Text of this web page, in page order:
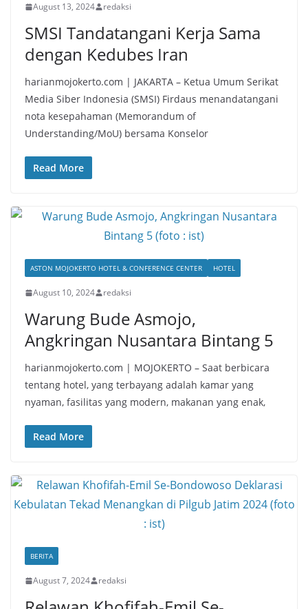
August 13, 2024 redaksi
SMSI Tandatangani Kerja Sama
dengan Kedubes Iran
harianmojokerto.com | JAKARTA – Ketua Umum Serikat
Media Siber Indonesia (SMSI) Firdaus menandatangani
nota kesepahaman (Memorandum of
Understanding/MoU) bersama Konselor
Read More
ASTON MOJOKERTO HOTEL & CONFERENCE CENTER HOTEL
August 10, 2024 redaksi
Warung Bude Asmojo,
Angkringan Nusantara Bintang 5
harianmojokerto.com | MOJOKERTO – Saat berbicara
tentang hotel, yang terbayang adalah kamar yang
nyaman, fasilitas yang modern, makanan yang enak,
Read More
BERITA
August 7, 2024 redaksi